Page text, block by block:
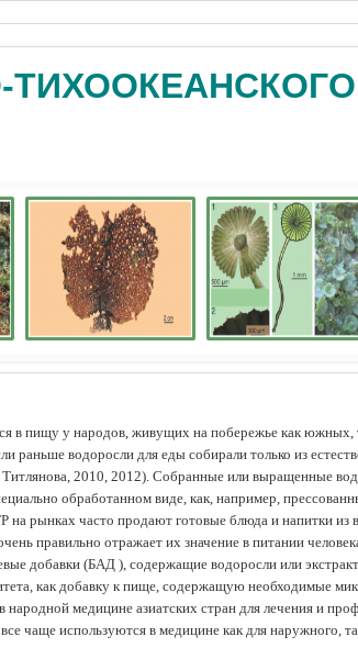
в пищу у народов, живущих на побережье как южных,
раньше водоросли для еды собирали только из
2010, 2012). Собранные или выращенные
обработанном виде, как, например,
на рынках часто продают готовые блюда и напитки
правильно отражает их значение в питании
добавки (БАД ), содержащие водоросли или
как добавку к пище, содержащую необходимые
медицине азиатских стран для лечения и
чаще используются в медицине как для наружного,